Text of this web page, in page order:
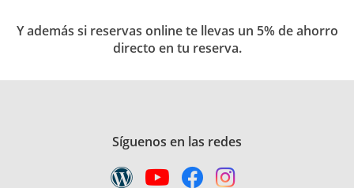
Y además si reservas online te llevas un 5% de ahorro
directo en tu reserva.
Síguenos en las redes